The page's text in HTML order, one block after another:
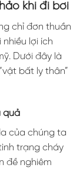
khi đi bơi
chỉ đơn thuần
lợi ích
Dưới đây là
bất ly thân”
quả
của chúng ta
trạng cháy
đề nghiêm